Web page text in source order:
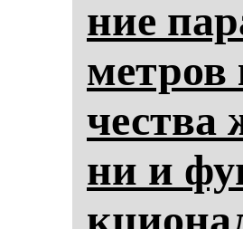
ние
чес­тва
ни и